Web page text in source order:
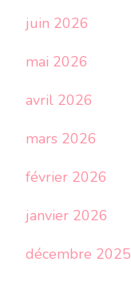
juin 2026
mai 2026
avril 2026
mars 2026
février 2026
janvier 2026
décembre 2025